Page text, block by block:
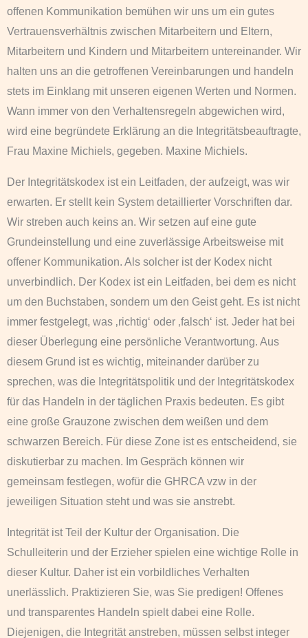
offenen Kommunikation bemühen wir uns um ein gutes
Vertrauensverhältnis zwischen Mitarbeitern und Eltern,
Mitarbeitern und Kindern und Mitarbeitern untereinander. Wir
halten uns an die getroffenen Vereinbarungen und handeln
stets im Einklang mit unseren eigenen Werten und Normen.
Wann immer von den Verhaltensregeln abgewichen wird,
wird eine begründete Erklärung an die Integritätsbeauftragte,
Frau Maxine Michiels, gegeben. Maxine Michiels.
Der Integritätskodex ist ein Leitfaden, der aufzeigt, was wir
erwarten. Er stellt kein System detaillierter Vorschriften dar.
Wir streben auch keins an. Wir setzen auf eine gute
Grundeinstellung und eine zuverlässige Arbeitsweise mit
offener Kommunikation. Als solcher ist der Kodex nicht
unverbindlich. Der Kodex ist ein Leitfaden, bei dem es nicht
um den Buchstaben, sondern um den Geist geht. Es ist nicht
immer festgelegt, was ‚richtig‘ oder ‚falsch‘ ist. Jeder hat bei
dieser Überlegung eine persönliche Verantwortung. Aus
diesem Grund ist es wichtig, miteinander darüber zu
sprechen, was die Integritätspolitik und der Integritätskodex
für das Handeln in der täglichen Praxis bedeuten. Es gibt
eine große Grauzone zwischen dem weißen und dem
schwarzen Bereich. Für diese Zone ist es entscheidend, sie
diskutierbar zu machen. Im Gespräch können wir
gemeinsam festlegen, wofür die GHRCA vzw in der
jeweiligen Situation steht und was sie anstrebt.
Integrität ist Teil der Kultur der Organisation. Die
Schulleiterin und der Erzieher spielen eine wichtige Rolle in
dieser Kultur. Daher ist ein vorbildliches Verhalten
unerlässlich. Praktizieren Sie, was Sie predigen! Offenes
und transparentes Handeln spielt dabei eine Rolle.
Diejenigen, die Integrität anstreben, müssen selbst integer